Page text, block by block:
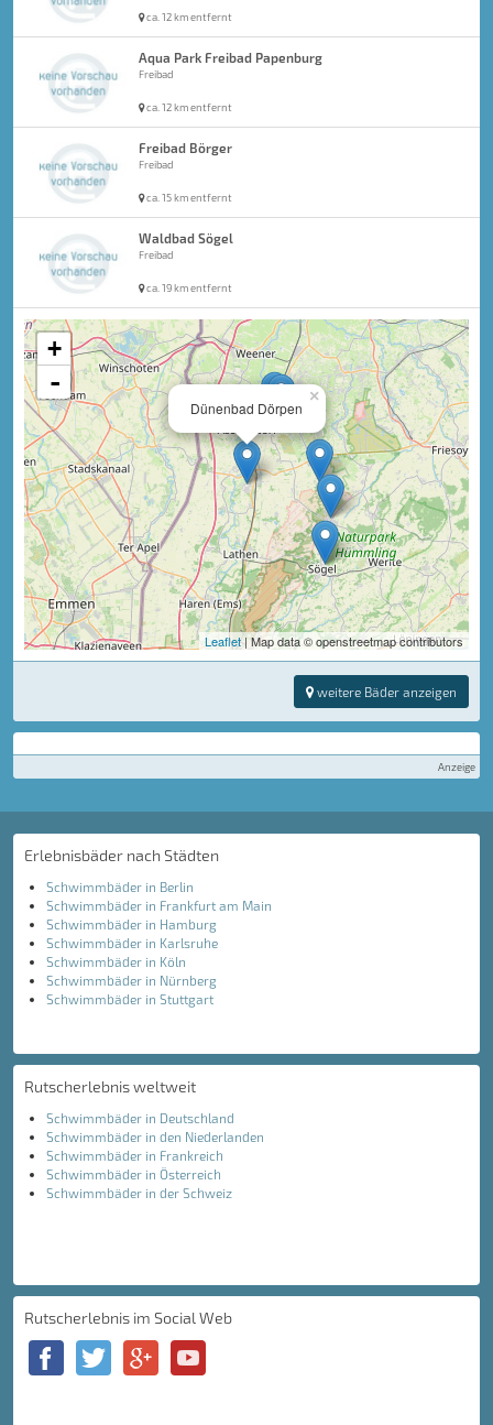
ca. 12 km entfernt
Aqua Park Freibad Papenburg
Freibad
ca. 12 km entfernt
Freibad Börger
Freibad
ca. 15 km entfernt
Waldbad Sögel
Freibad
ca. 19 km entfernt
×
Dünenbad Dörpen
+
-
Leaflet| Map data © openstreetmap contributors
weitere Bäder anzeigen
Anzeige
Erlebnisbäder nach Städten
Schwimmbäder in Berlin
Schwimmbäder in Frankfurt am Main
Schwimmbäder in Hamburg
Schwimmbäder in Karlsruhe
Schwimmbäder in Köln
Schwimmbäder in Nürnberg
Schwimmbäder in Stuttgart
Rutscherlebnis weltweit
Schwimmbäder in Deutschland
Schwimmbäder in den Niederlanden
Schwimmbäder in Frankreich
Schwimmbäder in Österreich
Schwimmbäder in der Schweiz
Rutscherlebnis im Social Web